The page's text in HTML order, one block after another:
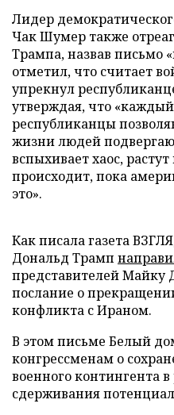
Лидер
Чак Шумер также
Трампа, назвав письмо
отметил, что считает
упрекнул
утверждая, что
республиканцы
жизни людей
вспыхивает хаос,
происходит, пока
это».
Как писала газета
Дональд Трамп
представителей Майку
послание о
конфликта с Ираном.
В этом письме Белый
конгрессменам о
военного контингента
сдерживания